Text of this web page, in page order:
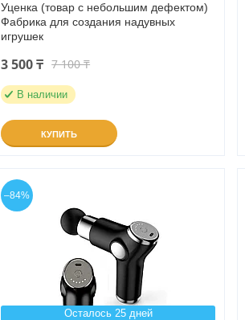
Уценка (товар с небольшим дефектом)
Фабрика для создания надувных
игрушек
3 500 ₸ 7 100 ₸
В наличии
КУПИТЬ
–84%
Осталось 25 дней